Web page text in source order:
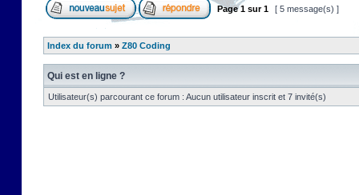
Page1 sur1 [ 5 message(s) ]
Index du forum » Z80 Coding
Qui est en ligne ?
Utilisateur(s) parcourant ce forum : Aucun utilisateur inscrit et 7 invité(s)